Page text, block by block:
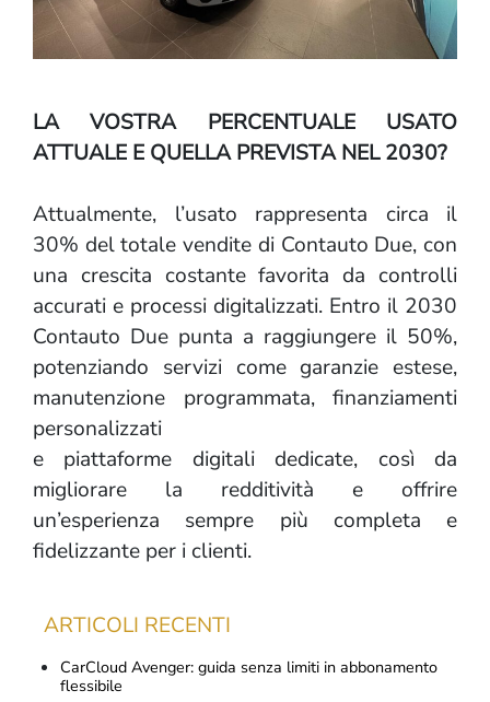
LA VOSTRA PERCENTUALE USATO
ATTUALE E QUELLA PREVISTA NEL 2030?
Attualmente, l’usato rappresenta circa il
30% del totale vendite di Contauto Due, con
una crescita costante favorita da controlli
accurati e processi digitalizzati. Entro il 2030
Contauto Due punta a raggiungere il 50%,
potenziando servizi come garanzie estese,
manutenzione programmata, finanziamenti
personalizzati
e piattaforme digitali dedicate, così da
migliorare la redditività e offrire
un’esperienza sempre più completa e
fidelizzante per i clienti.
ARTICOLI RECENTI
CarCloud Avenger: guida senza limiti in abbonamento
flessibile